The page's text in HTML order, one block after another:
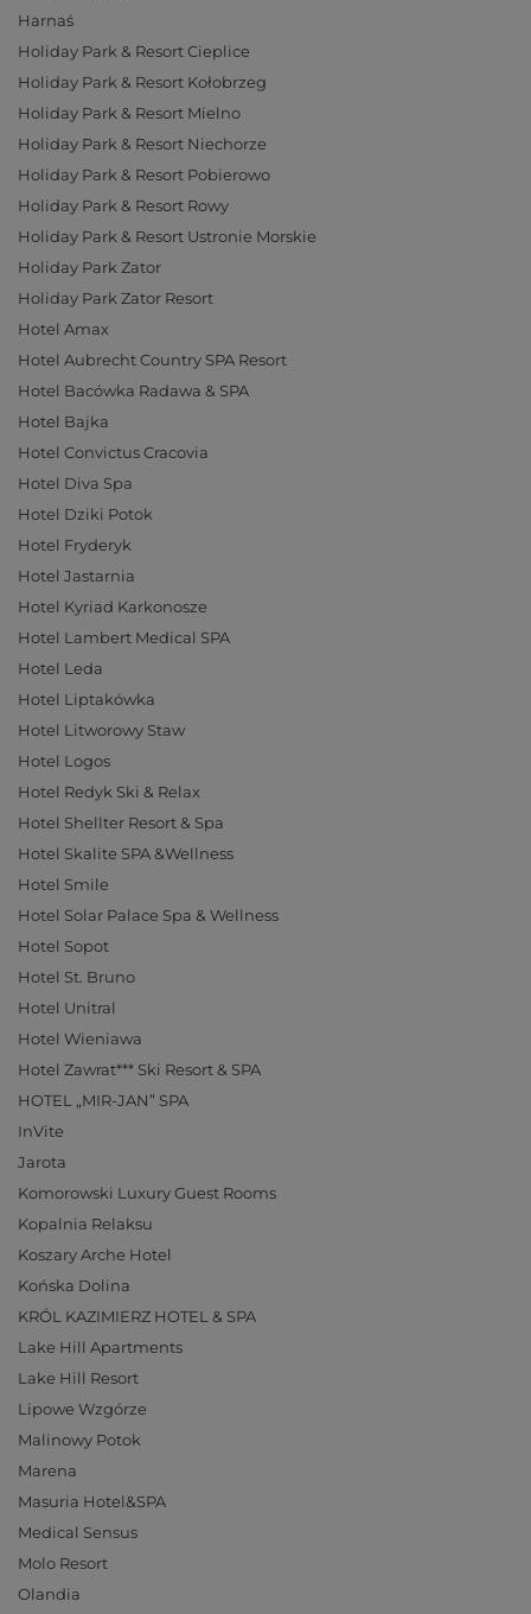
Harnaś
Holiday Park & Resort Cieplice
Holiday Park & Resort Kołobrzeg
Holiday Park & Resort Mielno
Holiday Park & Resort Niechorze
Holiday Park & Resort Pobierowo
Holiday Park & Resort Rowy
Holiday Park & Resort Ustronie Morskie
Holiday Park Zator
Holiday Park Zator Resort
Hotel Amax
Hotel Aubrecht Country SPA Resort
Hotel Bacówka Radawa & SPA
Hotel Bajka
Hotel Convictus Cracovia
Hotel Diva Spa
Hotel Dziki Potok
Hotel Fryderyk
Hotel Jastarnia
Hotel Kyriad Karkonosze
Hotel Lambert Medical SPA
Hotel Leda
Hotel Liptakówka
Hotel Litworowy Staw
Hotel Logos
Hotel Redyk Ski & Relax
Hotel Shellter Resort & Spa
Hotel Skalite SPA &Wellness
Hotel Smile
Hotel Solar Palace Spa & Wellness
Hotel Sopot
Hotel St. Bruno
Hotel Unitral
Hotel Wieniawa
Hotel Zawrat*** Ski Resort & SPA
HOTEL „MIR-JAN” SPA
InVite
Jarota
Komorowski Luxury Guest Rooms
Kopalnia Relaksu
Koszary Arche Hotel
Końska Dolina
KRÓL KAZIMIERZ HOTEL & SPA
Lake Hill Apartments
Lake Hill Resort
Lipowe Wzgórze
Malinowy Potok
Marena
Masuria Hotel&SPA
Medical Sensus
Molo Resort
Olandia